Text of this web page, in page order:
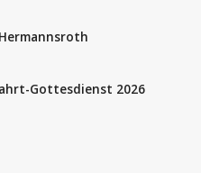
Gottesdienst 2026